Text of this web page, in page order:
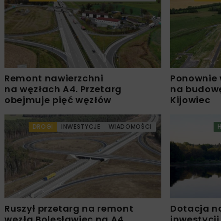
Remont nawierzchni
na węzłach A4. Przetarg
obejmuje pięć węzłów
na
Kijowiec
DROGI INWESTYCJE WIADOMOŚCI
Ruszył przetarg na remont
Dotacja